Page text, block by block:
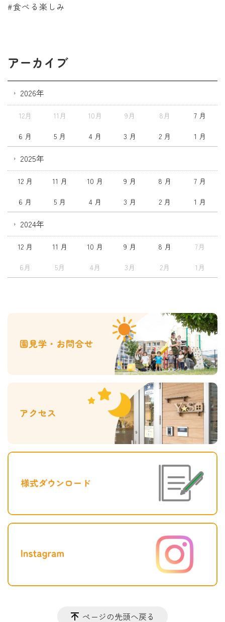
#食べる楽しみ
アーカイブ
2026年
12月 11月 10月 9月 8月 7 月
6 月 5 月 4 月 3 月 2 月 1 月
2025年
12 月 11 月 10 月 9 月 8 月 7 月
6 月 5 月 4 月 3 月 2 月 1 月
2024年
12 月 11 月 10 月 9 月 8 月 7月
6月 5月 4月 3月 2月 1月
ページの先頭へ戻る